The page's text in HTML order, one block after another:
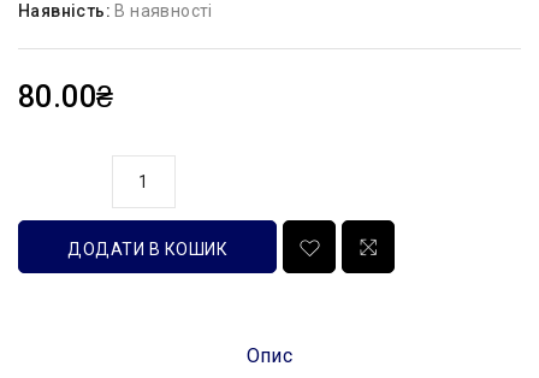
Наявність: В наявності
80.00₴
ДОДАТИ В КОШИК
Опис